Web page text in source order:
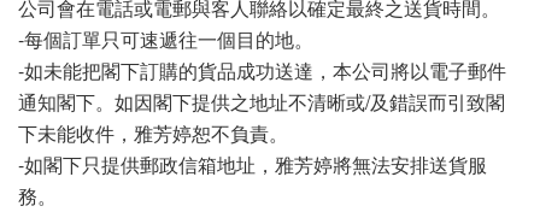
公司會在電話或電郵與客人聯絡以確定最終之送貨時間。
-每個訂單只可速遞往一個目的地。
-如未能把閣下訂購的貨品成功送達，本公司將以電子郵件
通知閣下。如因閣下提供之地址不清晰或/及錯誤而引致閣
下未能收件，雅芳婷恕不負責。
-如閣下只提供郵政信箱地址，雅芳婷將無法安排送貨服
務。